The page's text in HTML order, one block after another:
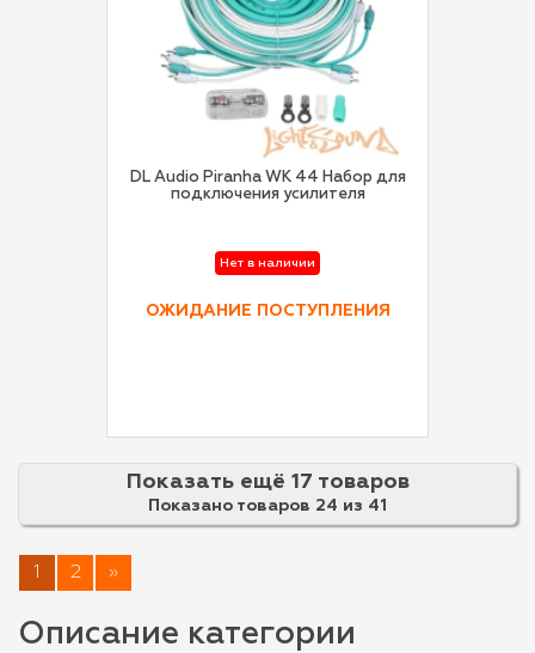
DL Audio Piranha WK 44 Набор для
подключения усилителя
Нет в наличии
ОЖИДАНИЕ ПОСТУПЛЕНИЯ
Показать ещё 17 товаров
Показано товаров 24 из 41
1 2 »
Описание категории